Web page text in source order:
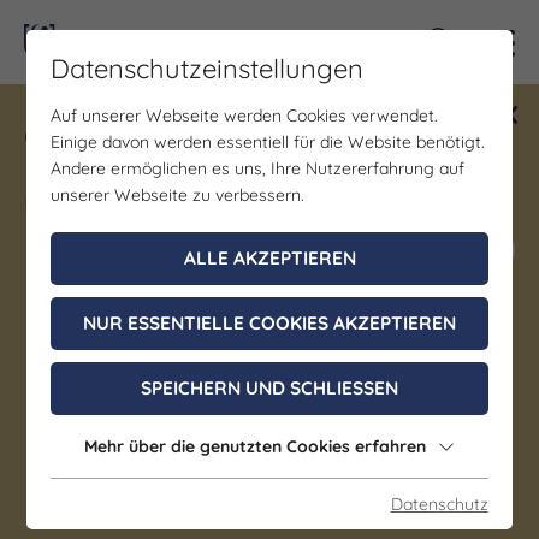
Gewinne ein Blind Date mit Saale-
Unstrut! Teilnahme vom 1.7. - 18.12.
möglich.
Jetzt mitmachen
Voyager – Die unendliche
Mission
11. August 2026, 11:30 - 23:59 Uhr
Datenschutzeinstellungen
Auf unserer Webseite werden Cookies verwendet.
Einige davon werden essentiell für die Website benötigt.
Andere ermöglichen es uns, Ihre Nutzererfahrung auf
unserer Webseite zu verbessern.
ALLE AKZEPTIEREN
NUR ESSENTIELLE COOKIES AKZEPTIEREN
SPEICHERN UND SCHLIESSEN
Mehr über die genutzten Cookies erfahren
Datenschutz